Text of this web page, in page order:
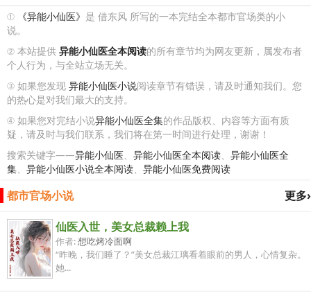
① 《异能小仙医》 是 借东风 所写的一本完结全本都市官场类的小
说。
② 本站提供 异能小仙医全本阅读的所有章节均为网友更新，属发布者
个人行为，与全站立场无关。
③ 如果您发现 异能小仙医小说阅读章节有错误，请及时通知我们。您
的热心是对我们最大的支持。
④ 如果您对完结小说异能小仙医全集的作品版权、内容等方面有质
疑，请及时与我们联系，我们将在第一时间进行处理，谢谢！
搜索关键字——异能小仙医、 异能小仙医全本阅读、 异能小仙医全
集、 异能小仙医小说全本阅读、 异能小仙医免费阅读
更多›
都市官场小说
仙医入世，美女总裁赖上我
作者:想吃烤冷面啊
“昨晚，我们睡了？”美女总裁江璃看着眼前的男人，心情复杂。
她...